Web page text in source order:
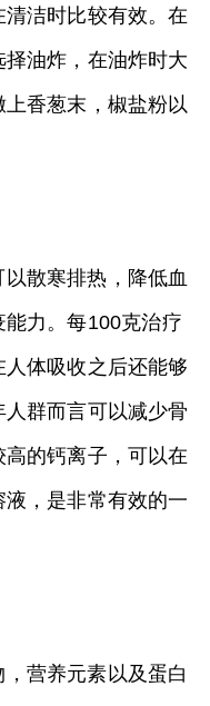
洁时比较有效。在
油炸，在油炸时大
香葱末，椒盐粉以
散寒排热，降低血
力。每100克治疗
体吸收之后还能够
群而言可以减少骨
的钙离子，可以在
，是非常有效的一
营养元素以及蛋白